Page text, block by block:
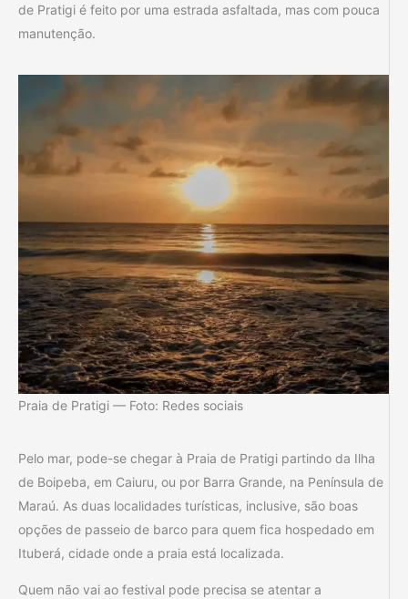
de Pratigi é feito por uma estrada asfaltada, mas com pouca
manutenção.
Praia de Pratigi — Foto: Redes sociais
Pelo mar, pode-se chegar à Praia de Pratigi partindo da Ilha
de Boipeba, em Caiuru, ou por Barra Grande, na Península de
Maraú. As duas localidades turísticas, inclusive, são boas
opções de passeio de barco para quem fica hospedado em
Ituberá, cidade onde a praia está localizada.
Quem não vai ao festival pode precisa se atentar a